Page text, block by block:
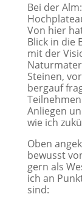
Bei der
Von hier
Blick in die
mit der
Steinen,
bergauf
Anliegen
wie ich
Oben
bewusst
gern als
ich an
sind: